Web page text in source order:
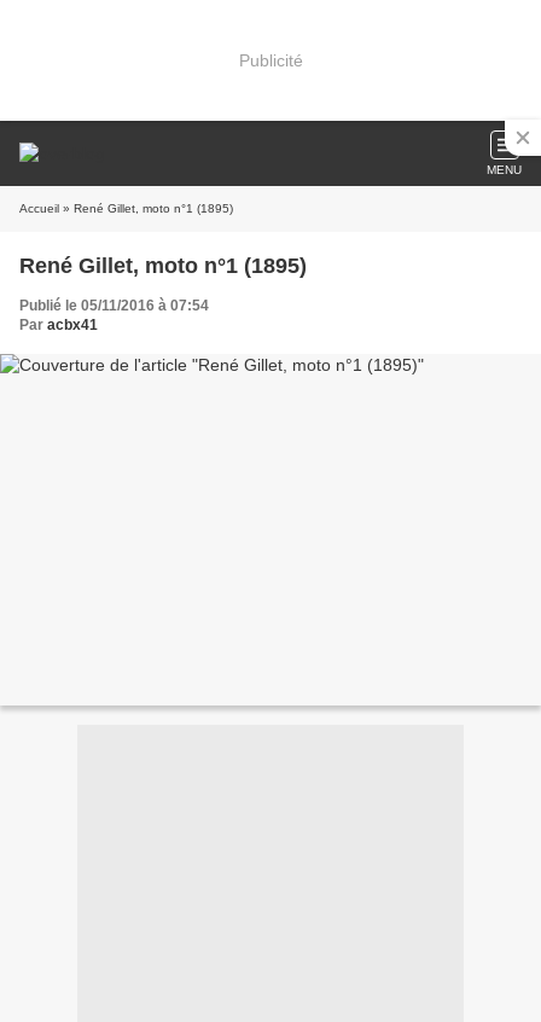
Publicité
MENU
Accueil » René Gillet, moto n°1 (1895)
René Gillet, moto n°1 (1895)
Publié le 05/11/2016 à 07:54
Par acbx41